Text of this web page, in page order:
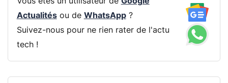
Actualitésou de WhatsApp?
Suivez-nous pour ne rien rater de l'actu
tech !